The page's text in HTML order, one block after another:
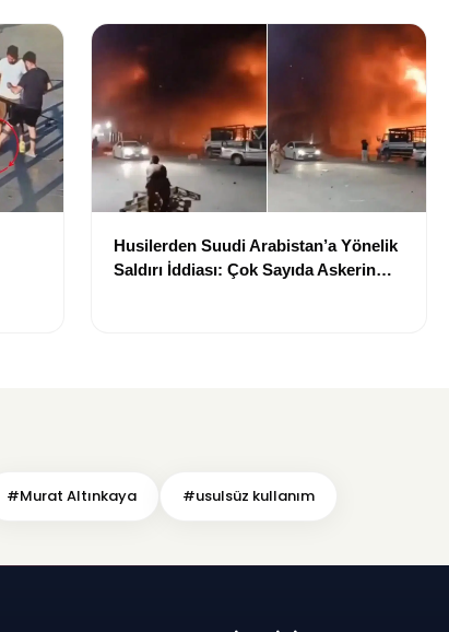
Husilerden Suudi Arabistan’a Yönelik
Saldırı İddiası: Çok Sayıda Askerin
#Murat Altınkaya #usulsüz kullanım